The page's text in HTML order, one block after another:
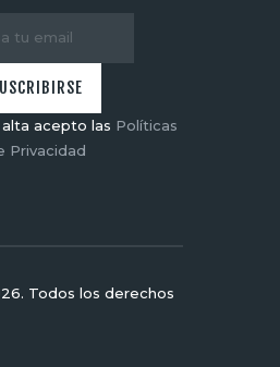
acepto las Políticas
Privacidad
Todos los derechos